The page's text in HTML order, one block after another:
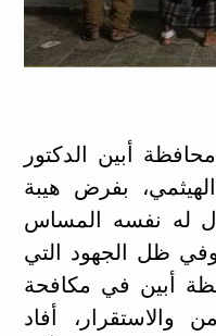
أبين الدكتور
بفرض هيبة
له نفسه المساس
ظل الجهود التي
أبين في مكافحة
والاستقرار، أفاد